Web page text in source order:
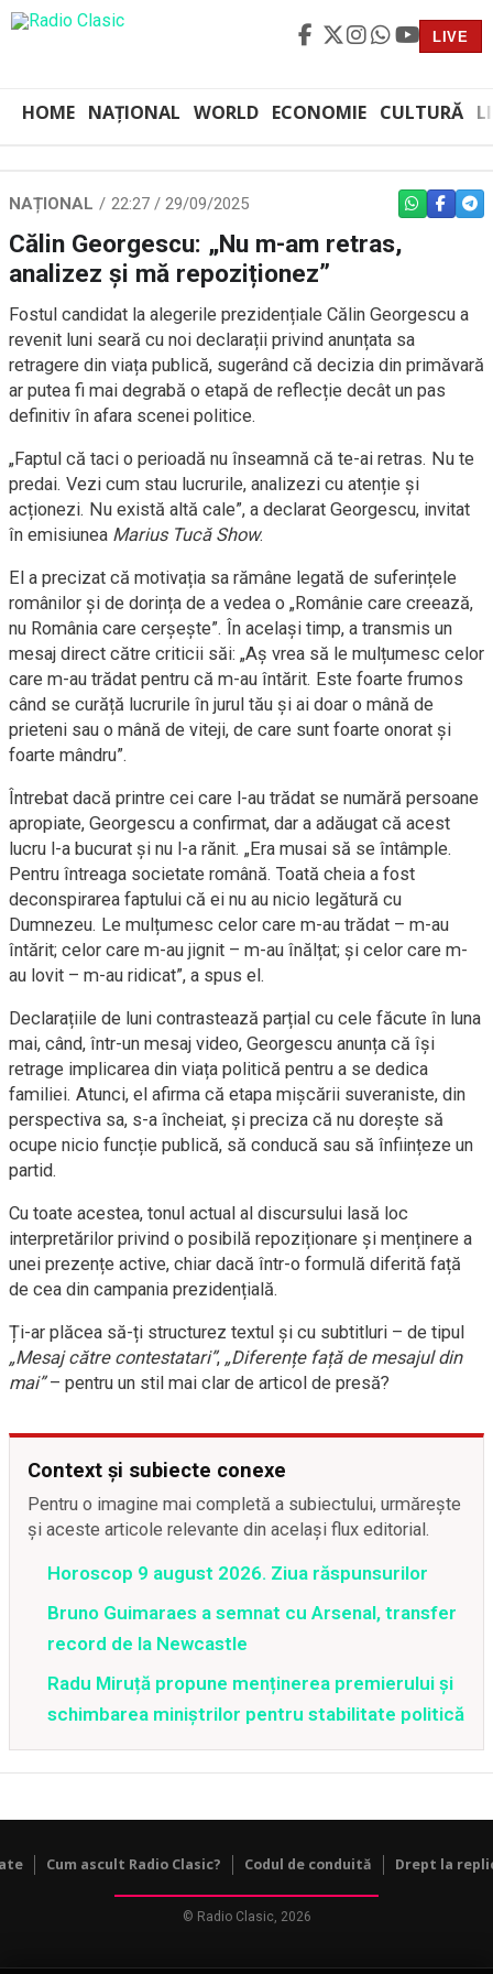
LIVE
HOME NAȚIONAL WORLD ECONOMIE CULTURĂ
NAȚIONAL 22:27 / 29/09/2025 WHATSAPP
Călin Georgescu: „Nu m-am retras,
analizez și mă repoziționez”
Fostul candidat la alegerile prezidențiale Călin Georgescu a
revenit luni seară cu noi declarații privind anunțata sa
retragere din viața publică, sugerând că decizia din primăvară
ar putea fi mai degrabă o etapă de reflecție decât un pas
definitiv în afara scenei politice.
„Faptul că taci o perioadă nu înseamnă că te-ai retras. Nu te
predai. Vezi cum stau lucrurile, analizezi cu atenție și
acționezi. Nu există altă cale”, a declarat Georgescu, invitat
în emisiunea Marius Tucă Show.
El a precizat că motivația sa rămâne legată de suferințele
românilor și de dorința de a vedea o „Românie care creează,
nu România care cerșește”. În același timp, a transmis un
mesaj direct către criticii săi: „Aș vrea să le mulțumesc celor
care m-au trădat pentru că m-au întărit. Este foarte frumos
când se curăță lucrurile în jurul tău și ai doar o mână de
prieteni sau o mână de viteji, de care sunt foarte onorat și
foarte mândru”.
Întrebat dacă printre cei care l-au trădat se numără persoane
apropiate, Georgescu a confirmat, dar a adăugat că acest
lucru l-a bucurat și nu l-a rănit. „Era musai să se întâmple.
Pentru întreaga societate română. Toată cheia a fost
deconspirarea faptului că ei nu au nicio legătură cu
Dumnezeu. Le mulțumesc celor care m-au trădat – m-au
întărit; celor care m-au jignit – m-au înălțat; și celor care m-
au lovit – m-au ridicat”, a spus el.
Declarațiile de luni contrastează parțial cu cele făcute în luna
mai, când, într-un mesaj video, Georgescu anunța că își
retrage implicarea din viața politică pentru a se dedica
familiei. Atunci, el afirma că etapa mișcării suveraniste, din
perspectiva sa, s-a încheiat, și preciza că nu dorește să
ocupe nicio funcție publică, să conducă sau să înființeze un
partid.
Cu toate acestea, tonul actual al discursului lasă loc
interpretărilor privind o posibilă repoziționare și menținere a
unei prezențe active, chiar dacă într-o formulă diferită față
de cea din campania prezidențială.
Ți-ar plăcea să-ți structurez textul și cu subtitluri – de tipul
„Mesaj către contestatari”, „Diferențe față de mesajul din
mai”– pentru un stil mai clar de articol de presă?
Context și subiecte conexe
Pentru o imagine mai completă a subiectului, urmărește
și aceste articole relevante din același flux editorial.
Horoscop 9 august 2026. Ziua răspunsurilor
Bruno Guimaraes a semnat cu Arsenal, transfer
record de la Newcastle
Radu Miruță propune menținerea premierului și
schimbarea miniștrilor pentru stabilitate politică
Cum ascult Radio Clasic? Codul de conduită Drept la
© Radio Clasic, 2026